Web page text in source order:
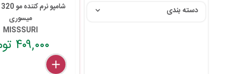
میسوری
MISSSURI
۴۰۹,۰۰۰ تومان
delete
remove
add
دسته بندی